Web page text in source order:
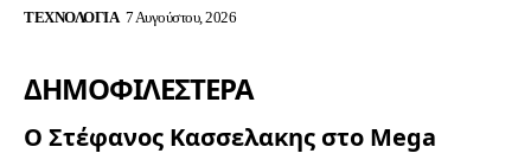
ΤΕΧΝΟΛΟΓΊΑ 7 Αυγούστου, 2026
ΔΗΜΟΦΙΛΈΣΤΕΡΑ
Ο Στέφανος Κασσελακης στο Mega